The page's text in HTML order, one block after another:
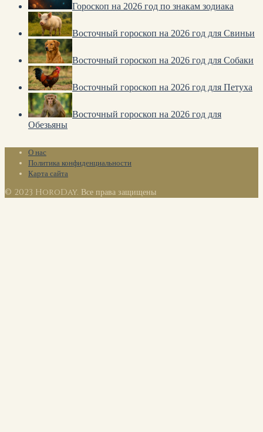
Гороскоп на 2026 год по знакам зодиака
Восточный гороскоп на 2026 год для Свиньи
Восточный гороскоп на 2026 год для Собаки
Восточный гороскоп на 2026 год для Петуха
Восточный гороскоп на 2026 год для
Обезьяны
О нас
Политика конфиденциальности
Карта сайта
© 2023 HoroDay. Все права защищены